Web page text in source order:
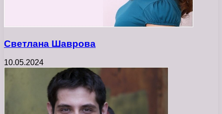
Светлана Шаврова
10.05.2024